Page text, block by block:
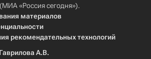
(МИА «Россия сегодня»).
материалов
рекомендательных технологий
Гаврилова А.В.